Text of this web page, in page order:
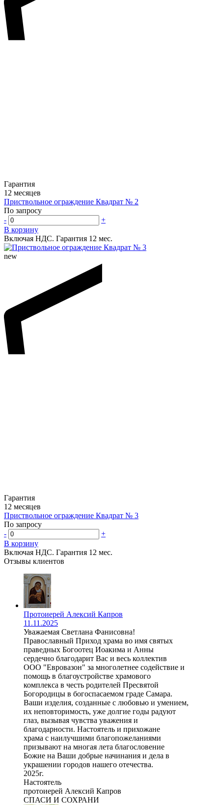
Гарантия
12 месяцев
Приствольное ограждение Квадрат № 2
По запросу
-
+
В корзину
Включая НДС. Гарантия 12 мес.
new
Гарантия
12 месяцев
Приствольное ограждение Квадрат № 3
По запросу
-
+
В корзину
Включая НДС. Гарантия 12 мес.
Отзывы клиентов
Протоиерей Алексий Капров
11.11.2025
Уважаемая Светлана Фанисовна!
Православный Приход храма во имя святых
праведных Богоотец Иоакима и Анны
сердечно благодарит Вас и весь коллектив
ООО "Евровазон" за многолетнее содействие и
помощь в благоустройстве храмового
комплекса в честь родителей Пресвятой
Богородицы в богоспасаемом граде Самара.
Ваши изделия, созданные с любовью и умением,
их неповторимость, уже долгие годы радуют
глаз, вызывая чувства уважения и
благодарности. Настоятель и прихожане
храма с наилучшими благопожеланиями
призывают на многая лета благословение
Божие на Ваши добрые начинания и дела в
украшении городов нашего отечества.
2025г.
Настоятель
протоиерей Алексий Капров
СПАСИ И СОХРАНИ